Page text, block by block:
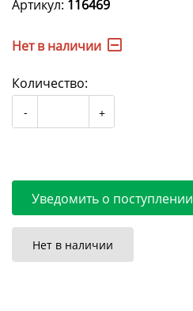
Артикул: 116469
Нет в наличии
Количество:
Уведомить о поступлении
Нет в наличии